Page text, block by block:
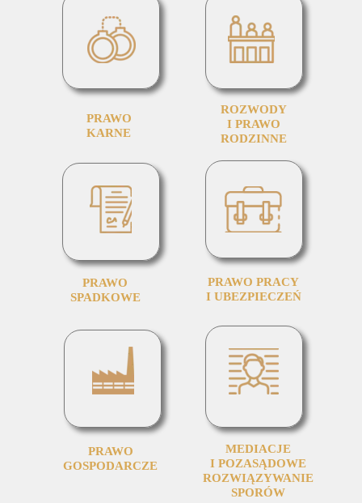
MEDIACJE
I POZASĄDOWE
ROZWIĄZYWANIE
SPORÓW
PRAWO PRACY
I UBEZPIECZEŃ
PRAWO
SPADKOWE
ROZWODY
I PRAWO
RODZINNE
PRAWO
KARNE
PRAWO
GOSPODARCZE